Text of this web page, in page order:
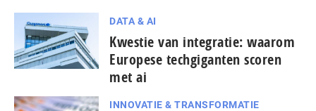
DATA & AI
Kwestie van integratie: waarom
Europese techgiganten scoren
met ai
INNOVATIE & TRANSFORMATIE